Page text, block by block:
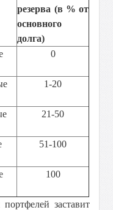
резерва (в % от
основного
долга)
0
1-20
21-50
51-100
100
заставит